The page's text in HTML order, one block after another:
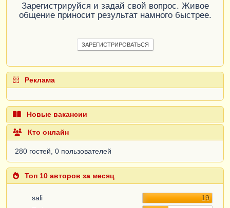
Зарегистрируйся и задай свой вопрос. Живое
общение приносит результат намного быстрее.
ЗАРЕГИСТРИРОВАТЬСЯ
Реклама
Новые вакансии
Кто онлайн
280 гостей, 0 пользователей
Топ 10 авторов за месяц
sali
19